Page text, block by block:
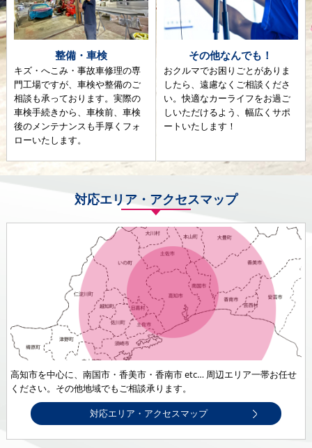
整備・車検
キズ・へこみ・事故車修理の専
門工場ですが、車検や整備のご
相談も承っております。実際の
車検手続きから、車検前、車検
後のメンテナンスも手厚くフォ
ローいたします。
その他なんでも！
おクルマでお困りごとがありま
したら、遠慮なくご相談くださ
い。快適なカーライフをお過ご
しいただけるよう、幅広くサポ
ートいたします！
対応エリア・アクセスマップ
高知市を中心に、南国市・香美市・香南市 etc… 周辺エリア一帯お任せ
ください。その他地域でもご相談承ります。
対応エリア・アクセスマップ